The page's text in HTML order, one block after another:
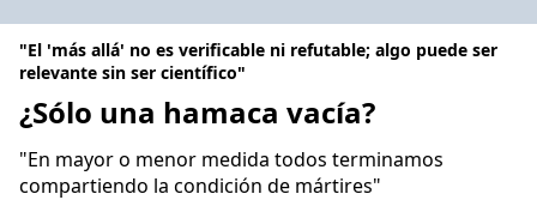
"El 'más allá' no es verificable ni refutable; algo puede ser
relevante sin ser científico"
¿Sólo una hamaca vacía?
"En mayor o menor medida todos terminamos
compartiendo la condición de mártires"